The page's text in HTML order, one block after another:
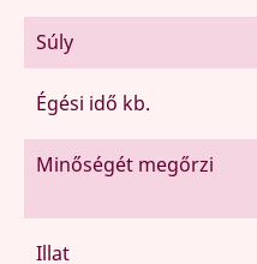
Súly
Égési idő kb.
Minőségét megőrzi
Illat